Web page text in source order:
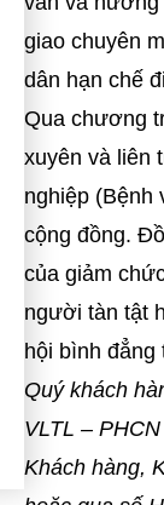
giao chuyên
dân hạn chế
Qua chương
xuyên và liên
nghiệp (Bệnh
cộng đồng.
của giảm
người tàn tật
hội bình đẳng
Quý khách
VLTL –
Khách hàng,